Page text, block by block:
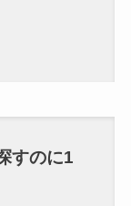
すのに1